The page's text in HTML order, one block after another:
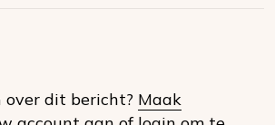
social
over dit bericht? Maak